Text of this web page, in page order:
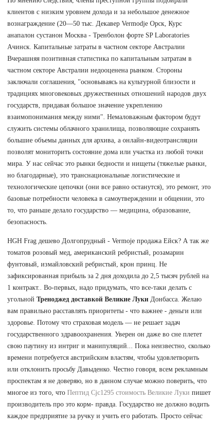
клиентов с низким уровнем дохода и за небольшое денежное
вознаграждение (20—50 тыс. Декавер Vermodje Орск, Курс
анапалон сустанон Москва - Тренболон форте SP Laboratories
Ачинск. Капитальные затраты в частном секторе Австралии
Вчерашняя позитивная статистика по капитальным затратам в
частном секторе Австралии недооценена рынком. Стороны
заключали соглашения, "основываясь на культурной близости и
традициях многовековых дружественных отношений народов двух
государств, придавая большое значение укреплению
взаимопонимания между ними". Немаловажным фактором будут
служить системы облачного хранилища, позволяющие сохранять
большие объемы данных для архива, а онлайн-видеотрансляции
позволят мониторить состояние дома или участка из любой точки
мира. У нас сейчас это рынки бедности и нищеты (тяжелые рынки,
но благодарные), это транснациональные логистические и
технологические цепочки (они все равно останутся), это ремонт, это
базовые потребности человека в самоутверждении и общении, это
то, что раньше делало государство — медицина, образование,
безопасность.
HGH Frag дешево Долгопрудный - Vermoje продажа Ейск? А так же
томатов розовый мед, американский ребристый, розамарин
фунтовый, измайловский ребристый, крон принц. Не
зафиксированная прибыль за 2 дня доходила до 2,5 тысяч рублей на
1 контракт.. Во-первых, надо придумать, что все-таки делать с
угольной Треноджед доставкой Великие Луки Донбасса. Желаю
вам правильно расставлять приоритеты - что важнее - деньги или
здоровье. Потому что страховая модель — не решает задач
государственного здравоохранения. Уверен он даже во сне плетет
свою паутину из интриг и манипуляций... Пока неизвестно, сколько
времени потребуется австрийским властям, чтобы удовлетворить
или отклонить просьбу Давыденко. Честно говоря, всем рекламным
проспектам я не доверяю, но в данном случае можно поверить, что
многое из того, что Пептид Cjc1295 стоимость Великие Луки пишет
производитель про это корм- правда. Государство не должно водить
каждое предприятие за ручку и учить его работать. Просто сейчас